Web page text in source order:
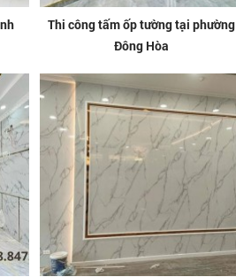
Thi công tấm ốp tường tại phường
Đông Hòa